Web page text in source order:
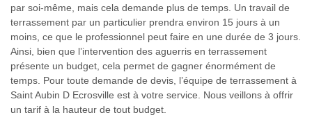
par soi-même, mais cela demande plus de temps. Un travail de
terrassement par un particulier prendra environ 15 jours à un
moins, ce que le professionnel peut faire en une durée de 3 jours.
Ainsi, bien que l’intervention des aguerris en terrassement
présente un budget, cela permet de gagner énormément de
temps. Pour toute demande de devis, l’équipe de terrassement à
Saint Aubin D Ecrosville est à votre service. Nous veillons à offrir
un tarif à la hauteur de tout budget.